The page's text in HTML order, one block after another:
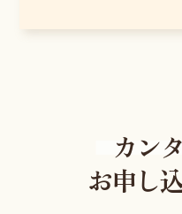
カン
お申し